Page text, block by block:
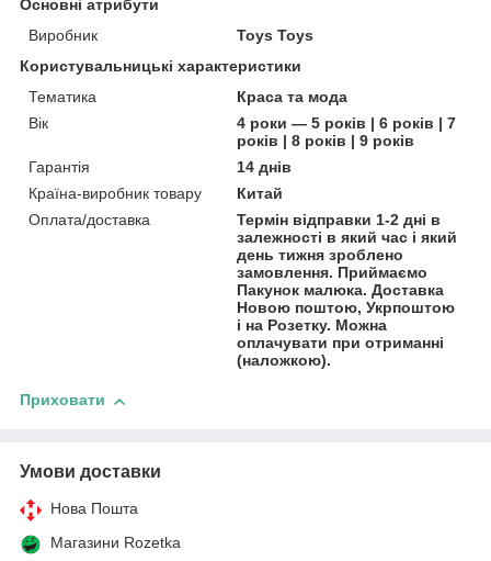
Основні атрибути
Виробник
Toys Toys
Користувальницькі характеристики
Тематика
Краса та мода
Вік
4 роки — 5 років | 6 років | 7
років | 8 років | 9 років
Гарантія
14 днів
Країна-виробник товару
Китай
Оплата/доставка
Термін відправки 1-2 дні в
залежності в який час і який
день тижня зроблено
замовлення. Приймаємо
Пакунок малюка. Доставка
Новою поштою, Укрпоштою
і на Розетку. Можна
оплачувати при отриманні
(наложкою).
Приховати
Умови доставки
Нова Пошта
Магазини Rozetka